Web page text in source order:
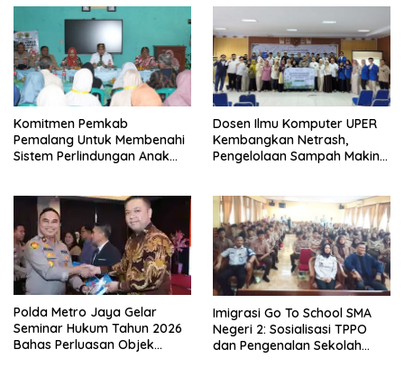
Komitmen Pemkab
Pemalang Untuk Membenahi
Sistem Perlindungan Anak
Dosen Ilmu Komputer UPER
Kembangkan Netrash,
Pengelolaan Sampah Makin
Polda Metro Jaya Gelar
Seminar Hukum Tahun 2026
Bahas Perluasan Objek
Imigrasi Go To School SMA
Negeri 2: Sosialisasi TPPO
dan Pengenalan Sekolah